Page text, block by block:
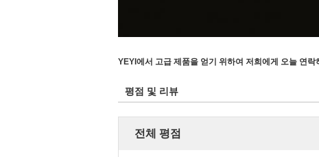
YEYI에서 고급 제품을 얻기 위하여 저희에게 오늘 연락
평점 및 리뷰
전체 평점